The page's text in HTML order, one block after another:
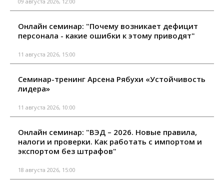
Онлайн семинар: "Почему возникает дефицит
персонала - какие ошибки к этому приводят"
11 августа 2026, 15:00
Семинар-тренинг Арсена Рябухи «Устойчивость
лидера»
11 августа 2026, 10:00
Онлайн семинар: "ВЭД – 2026. Новые правила,
налоги и проверки. Как работать с импортом и
экспортом без штрафов"
18 августа 2026, 15:00